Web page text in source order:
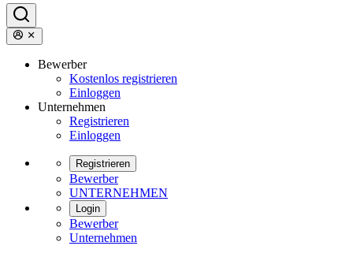
Bewerber
Kostenlos registrieren
Einloggen
Unternehmen
Registrieren
Einloggen
Registrieren
Bewerber
UNTERNEHMEN
Login
Bewerber
Unternehmen